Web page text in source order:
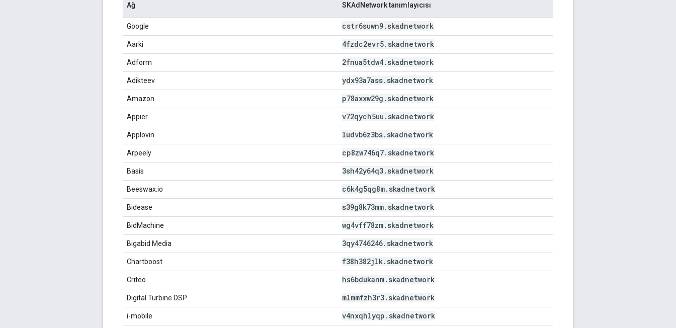
Ağ SKAdNetwork tanımlayıcısı
Google cstr6suwn9. skadnetwork
Aarki 4fzdc2evr5. skadnetwork
Adform 2fnua5tdw4. skadnetwork
Adikteev ydx93a7ass. skadnetwork
Amazon p78axxw29g . skadnetwork
Appier v72qych5uu . skadnetwork
Applovin ludvb6z3bs. skadnetwork
Arpeely cp8zw746q7. skadnetwork
Basis 3sh42y64q3. skadnetwork
Beeswax.io c6k4g5qg8m. skadnetwork
Bidease s39g8k73mm. skadnetwork
BidMachine wg4vff78zm. skadnetwork
Bigabid Media 3qy4746246. skadnetwork
Chartboost f38h382jlk. skadnetwork
Criteo hs6bdukanm. skadnetwork
Digital Turbine DSP mlmmfzh3r3. skadnetwork
i-mobile v4nxqhlyqp . skadnetwork